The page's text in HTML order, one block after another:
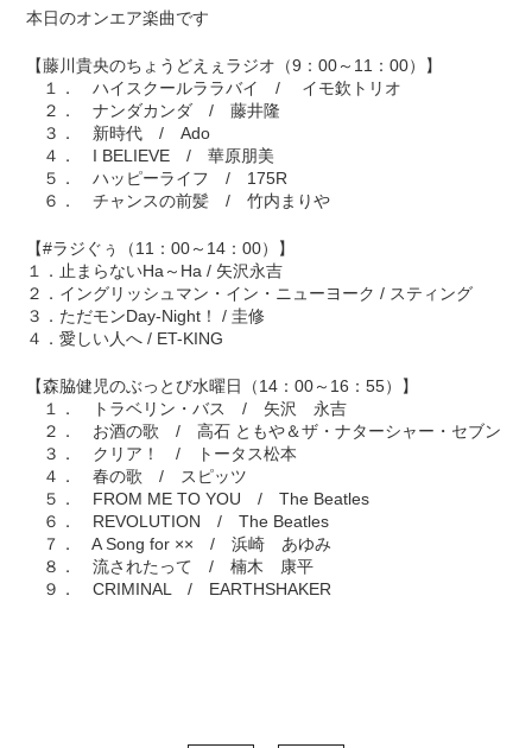
本日のオンエア楽曲です
【藤川貴央のちょうどえぇラジオ（9：00～11：00）】
１． ハイスクールララバイ / イモ欽トリオ
２． ナンダカンダ / 藤井隆
３． 新時代 / Ado
４． I BELIEVE / 華原朋美
５． ハッピーライフ / 175R
６． チャンスの前髪 / 竹内まりや
【#ラジぐぅ（11：00～14：00）】
１．止まらないHa～Ha / 矢沢永吉
２．イングリッシュマン・イン・ニューヨーク / スティング
３．ただモンDay-Night！ / 圭修
４．愛しい人へ / ET-KING
【森脇健児のぶっとび水曜日（14：00～16：55）】
１． トラベリン・バス / 矢沢 永吉
２． お酒の歌 / 高石 ともや＆ザ・ナターシャー・セブン
３． クリア！ / トータス松本
４． 春の歌 / スピッツ
５． FROM ME TO YOU / The Beatles
６． REVOLUTION / The Beatles
７． A Song for ×× / 浜崎 あゆみ
８． 流されたって / 楠木 康平
９． CRIMINAL / EARTHSHAKER